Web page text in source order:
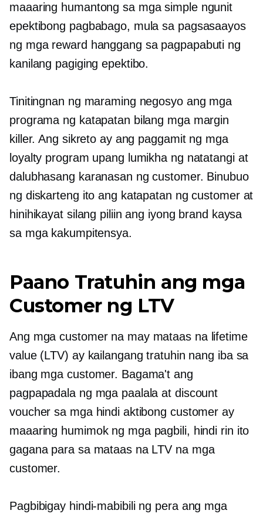
maaaring humantong sa mga simple ngunit
epektibong pagbabago, mula sa pagsasaayos
ng mga reward hanggang sa pagpapabuti ng
kanilang pagiging epektibo.
Tinitingnan ng maraming negosyo ang mga
programa ng katapatan bilang mga margin
killer. Ang sikreto ay ang paggamit ng mga
loyalty program upang lumikha ng natatangi at
dalubhasang karanasan ng customer. Binubuo
ng diskarteng ito ang katapatan ng customer at
hinihikayat silang piliin ang iyong brand kaysa
sa mga kakumpitensya.
Paano Tratuhin ang mga
Customer ng LTV
Ang mga customer na may mataas na lifetime
value (LTV) ay kailangang tratuhin nang iba sa
ibang mga customer. Bagama't ang
pagpapadala ng mga paalala at discount
voucher sa mga hindi aktibong customer ay
maaaring humimok ng mga pagbili, hindi rin ito
gagana para sa mataas na LTV na mga
customer.
Pagbibigay hindi-mabibili ng peraang mga